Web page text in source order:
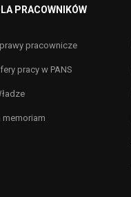
PRACOWNIKÓW
pracownicze
pracy w PANS
memoriam